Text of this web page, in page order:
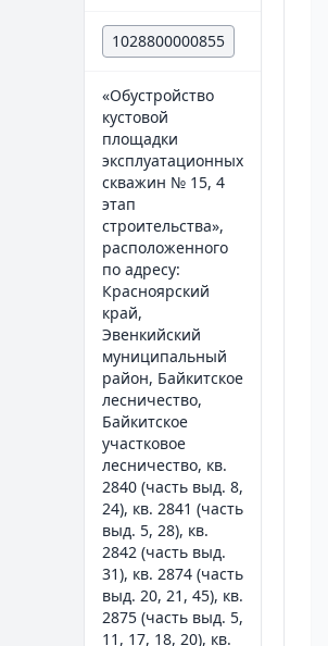
1028800000855
«Обустройство
кустовой
площадки
эксплуатационных
скважин № 15, 4
этап
строительства»,
расположенного
по адресу:
Красноярский
край,
Эвенкийский
муниципальный
район, Байкитское
лесничество,
Байкитское
участковое
лесничество, кв.
2840 (часть выд. 8,
24), кв. 2841 (часть
выд. 5, 28), кв.
2842 (часть выд.
31), кв. 2874 (часть
выд. 20, 21, 45), кв.
2875 (часть выд. 5,
11, 17, 18, 20), кв.